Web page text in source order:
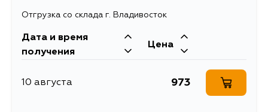
Отгрузка со склада г. Владивосток
Дата и время
получения
Цена
10 августа 973